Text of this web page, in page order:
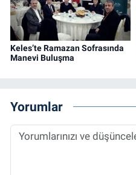
Keles’te Ramazan Sofrasında
Manevi Buluşma
Yorumlar